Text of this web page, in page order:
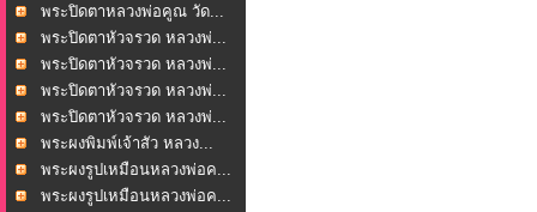
พุ...
พระปิดตาหลวงพ่อคูณ วัด...
พระปิดตาหัวจรวด หลวงพ่...
พระปิดตาหัวจรวด หลวงพ่...
พระปิดตาหัวจรวด หลวงพ่...
พระปิดตาหัวจรวด หลวงพ่...
พระผงพิมพ์เจ้าสัว หลวง...
พระผงรูปเหมือนหลวงพ่อค...
พระผงรูปเหมือนหลวงพ่อค...